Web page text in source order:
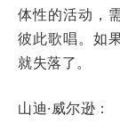
体性的活动，
彼此歌唱。如
就失落了。
山迪·威尔逊：